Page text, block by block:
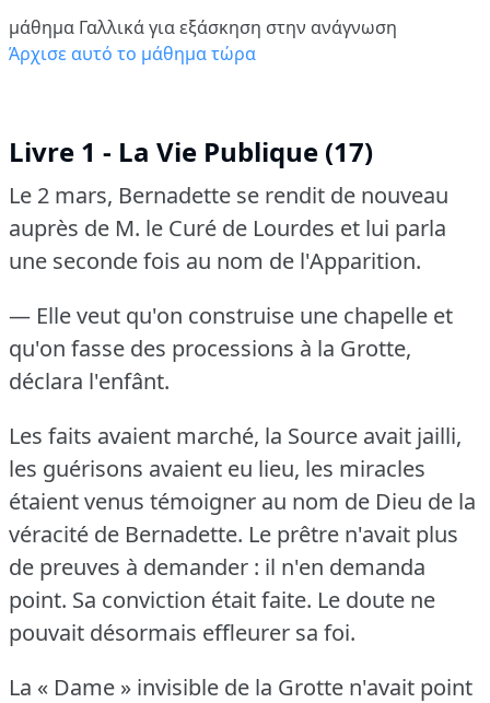
μάθημα Γαλλικά για εξάσκηση στην ανάγνωση
Άρχισε αυτό το μάθημα τώρα
Livre 1 - La Vie Publique (17)
Le 2 mars, Bernadette se rendit de nouveau
auprès de M. le Curé de Lourdes et lui parla
une seconde fois au nom de l'Apparition.
— Elle veut qu'on construise une chapelle et
qu'on fasse des processions à la Grotte,
déclara l'enfânt.
Les faits avaient marché, la Source avait jailli,
les guérisons avaient eu lieu, les miracles
étaient venus témoigner au nom de Dieu de la
véracité de Bernadette. Le prêtre n'avait plus
de preuves à demander : il n'en demanda
point. Sa conviction était faite. Le doute ne
pouvait désormais effleurer sa foi.
La « Dame » invisible de la Grotte n'avait point